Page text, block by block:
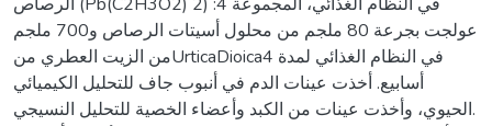
عولجت بجرعة 80 ملجم من محلول أسيتات الرصاص و700 ملجم
من الزيت العطري منUrticaDioicaفي النظام الغذائي لمدة 4
أسابيع. أخذت عينات الدم في أنبوب جاف للتحليل الكيميائي
الحيوي، وأخذت عينات من الكبد وأعضاء الخصية للتحليل النسيجي.